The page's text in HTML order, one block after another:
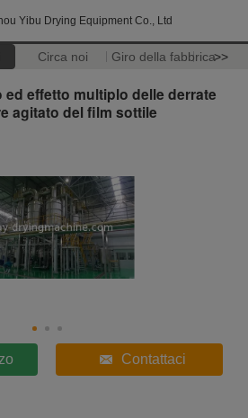
Yibu Drying Equipment Co., Ltd
Circa noi Giro della fabbrica>>
effetto multiplo delle derrate
agitato del film sottile
Contattaci